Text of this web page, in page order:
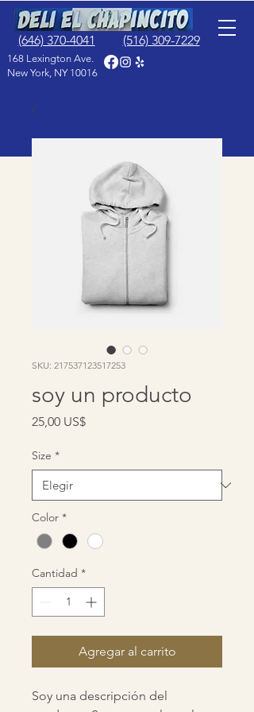
(516) 309-7229
(646) 370-4041
168 Lexington Ave.
New York, NY 10016
SKU: 217537123517253
soy un producto
25,00 US$Precio
Size *
Color *
Cantidad *
Agregar al carrito
Soy una descripción del